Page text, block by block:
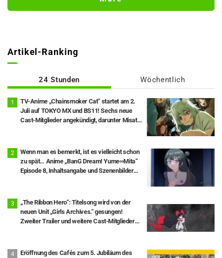
Artikel-Ranking
24 Stunden Wöchentlich
TV-Anime „Chainsmoker Cat“ startet am 2.
Juli auf TOKYO MX und BS11! Sechs neue
Cast-Mitglieder angekündigt, darunter Misato
Wenn man es bemerkt, ist es vielleicht schon
zu spät… Anime „BanG Dream! Yume∞Mita“
Episode 8, Inhaltsangabe und Szenenbilder
„The Ribbon Hero“: Titelsong wird von der
neuen Unit „Girls Archives.“ gesungen!
Zweiter Trailer und weitere Cast-Mitglieder
Eröffnung des Cafés zum 5. Jubiläum des